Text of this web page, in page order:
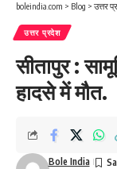
boleindia.com > Blog > उत्तर
उत्तर प्रदेश
सीतापुर :
हादसे में मौत.
Bole India